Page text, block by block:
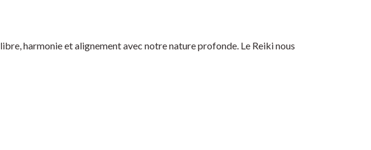
harmonie et alignement avec notre nature profonde. Le Reiki nous